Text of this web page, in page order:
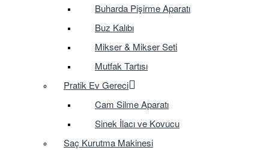
Buharda Pişirme Aparatı
Buz Kalıbı
Mikser & Mikser Seti
Mutfak Tartısı
Pratik Ev Gereci
Cam Silme Aparatı
Sinek İlacı ve Kovucu
Saç Kurutma Makinesi